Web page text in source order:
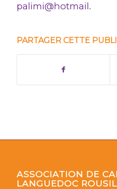
palimi@hotmail.
PARTAGER CETTE
ASSOCIATION DE
LANGUEDOC